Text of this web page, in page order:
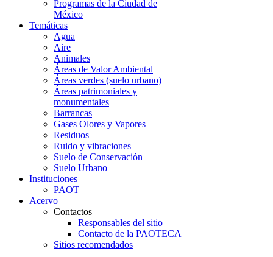
Programas de la Ciudad de
México
Temáticas
Agua
Aire
Animales
Áreas de Valor Ambiental
Áreas verdes (suelo urbano)
Áreas patrimoniales y
monumentales
Barrancas
Gases Olores y Vapores
Residuos
Ruido y vibraciones
Suelo de Conservación
Suelo Urbano
Instituciones
PAOT
Acervo
Contactos
Responsables del sitio
Contacto de la PAOTECA
Sitios recomendados